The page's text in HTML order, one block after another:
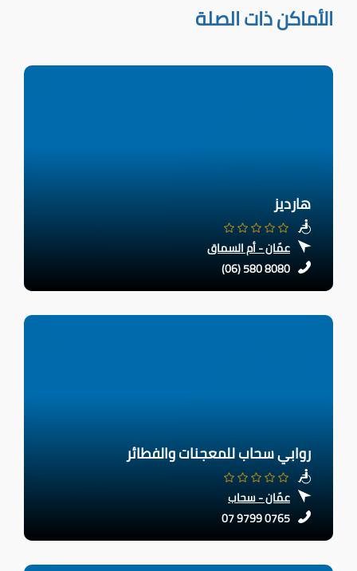
الأماكن ذات الصلة
هارديز
عمّان - أم السماق
(06) 580 8080
روابي سحاب للمعجنات والفطائر
عمّان - سحاب
07 9799 0765